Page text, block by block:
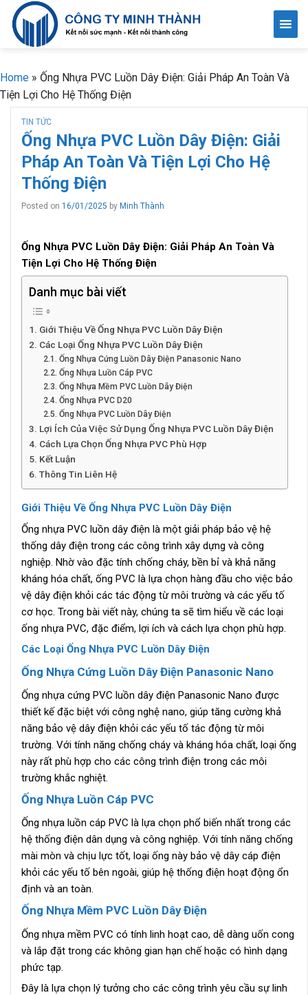
Skip
content
Home » Ống Nhựa PVC Luồn Dây Điện: Giải Pháp An Toàn Và
Tiện Lợi Cho Hệ Thống Điện
TIN TỨC
Ống Nhựa PVC Luồn Dây Điện: Giải
Pháp An Toàn Và Tiện Lợi Cho Hệ
Thống Điện
Posted on 16/01/2025 by Minh Thành
Ống Nhựa PVC Luồn Dây Điện: Giải Pháp An Toàn Và
Tiện Lợi Cho Hệ Thống Điện
Danh mục bài viết
Giới Thiệu Về Ống Nhựa PVC Luồn Dây Điện
Các Loại Ống Nhựa PVC Luồn Dây Điện
Ống Nhựa Cứng Luồn Dây Điện Panasonic Nano
Ống Nhựa Luồn Cáp PVC
Ống Nhựa Mềm PVC Luồn Dây Điện
Ống Nhựa PVC D20
Ống Nhựa PVC Luồn Dây Điện
Lợi Ích Của Việc Sử Dụng Ống Nhựa PVC Luồn Dây Điện
Cách Lựa Chọn Ống Nhựa PVC Phù Hợp
Kết Luận
Thông Tin Liên Hệ
Giới Thiệu Về Ống Nhựa PVC Luồn Dây Điện
Ống nhựa PVC luồn dây điện là một giải pháp bảo vệ hệ
thống dây điện trong các công trình xây dựng và công
nghiệp. Nhờ vào đặc tính chống cháy, bền bỉ và khả năng
kháng hóa chất, ống PVC là lựa chọn hàng đầu cho việc bảo
vệ dây điện khỏi các tác động từ môi trường và các yếu tố
cơ học. Trong bài viết này, chúng ta sẽ tìm hiểu về các loại
ống nhựa PVC, đặc điểm, lợi ích và cách lựa chọn phù hợp.
Các Loại Ống Nhựa PVC Luồn Dây Điện
Ống Nhựa Cứng Luồn Dây Điện Panasonic Nano
Ống nhựa cứng PVC luồn dây điện Panasonic Nano được
thiết kế đặc biệt với công nghệ nano, giúp tăng cường khả
năng bảo vệ dây điện khỏi các yếu tố tác động từ môi
trường. Với tính năng chống cháy và kháng hóa chất, loại ống
này rất phù hợp cho các công trình điện trong các môi
trường khắc nghiệt.
Ống Nhựa Luồn Cáp PVC
Ống nhựa luồn cáp PVC là lựa chọn phổ biến nhất trong các
hệ thống điện dân dụng và công nghiệp. Với tính năng chống
mài mòn và chịu lực tốt, loại ống này bảo vệ dây cáp điện
khỏi các yếu tố bên ngoài, giúp hệ thống điện hoạt động ổn
định và an toàn.
Ống Nhựa Mềm PVC Luồn Dây Điện
Ống nhựa mềm PVC có tính linh hoạt cao, dễ dàng uốn cong
và lắp đặt trong các không gian hạn chế hoặc có hình dạng
phức tạp.
Đây là lựa chọn lý tưởng cho các công trình yêu cầu sự linh